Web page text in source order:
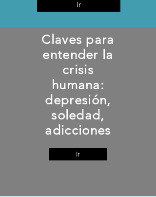
Ir
Claves para
entender la
crisis
humana:
depresión,
soledad,
adicciones
Ir